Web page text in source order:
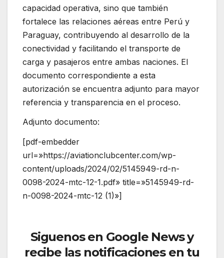
capacidad operativa, sino que también
fortalece las relaciones aéreas entre Perú y
Paraguay, contribuyendo al desarrollo de la
conectividad y facilitando el transporte de
carga y pasajeros entre ambas naciones. El
documento correspondiente a esta
autorización se encuentra adjunto para mayor
referencia y transparencia en el proceso.
Adjunto documento:
[pdf-embedder
url=»https://aviationclubcenter.com/wp-
content/uploads/2024/02/5145949-rd-n-
0098-2024-mtc-12-1.pdf» title=»5145949-rd-
n-0098-2024-mtc-12 (1)»]
Siguenos en Google News y
recibe las notificaciones en tu